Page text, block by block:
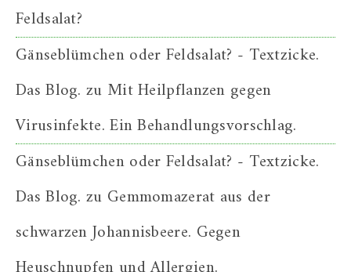
Feldsalat?
Gänseblümchen oder Feldsalat? - Textzicke.
Das Blog. zu Mit Heilpflanzen gegen
Virusinfekte. Ein Behandlungsvorschlag.
Gänseblümchen oder Feldsalat? - Textzicke.
Das Blog. zu Gemmomazerat aus der
schwarzen Johannisbeere. Gegen